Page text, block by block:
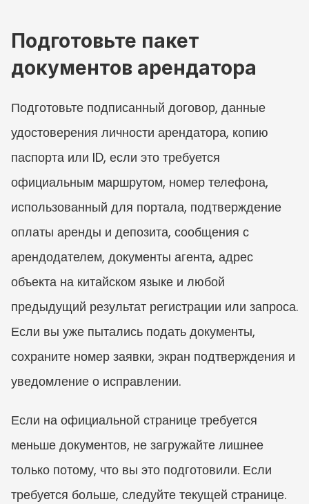
Подготовьте пакет
документов арендатора
Подготовьте подписанный договор, данные
удостоверения личности арендатора, копию
паспорта или ID, если это требуется
официальным маршрутом, номер телефона,
использованный для портала, подтверждение
оплаты аренды и депозита, сообщения с
арендодателем, документы агента, адрес
объекта на китайском языке и любой
предыдущий результат регистрации или запроса.
Если вы уже пытались подать документы,
сохраните номер заявки, экран подтверждения и
уведомление о исправлении.
Если на официальной странице требуется
меньше документов, не загружайте лишнее
только потому, что вы это подготовили. Если
требуется больше, следуйте текущей странице.